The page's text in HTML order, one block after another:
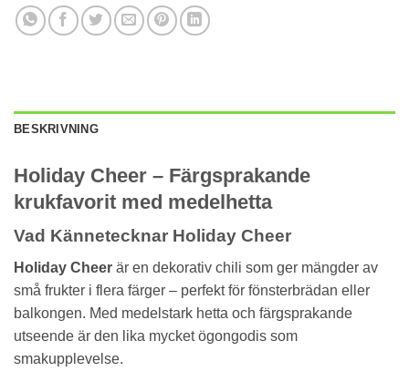
BESKRIVNING
Holiday Cheer – Färgsprakande
krukfavorit med medelhetta
Vad Kännetecknar Holiday Cheer
Holiday Cheer är en dekorativ chili som ger mängder av
små frukter i flera färger – perfekt för fönsterbrädan eller
balkongen. Med medelstark hetta och färgsprakande
utseende är den lika mycket ögongodis som
smakupplevelse.